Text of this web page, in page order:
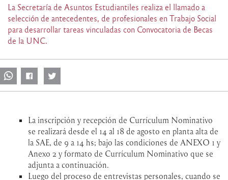
La Secretaría de Asuntos Estudiantiles realiza el llamado a
selección de antecedentes, de profesionales en Trabajo Social
para desarrollar tareas vinculadas con Convocatoria de Becas
de la UNC.
La inscripción y recepción de Currículum Nominativo
se realizará desde el 14 al 18 de agosto en planta alta de
la SAE, de 9 a 14 hs; bajo las condiciones de ANEXO 1 y
Anexo 2 y formato de Currículum Nominativo que se
adjunta a continuación.
Luego del proceso de entrevistas personales, cuando se